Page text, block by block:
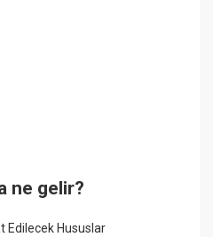
ne gelir?
Edilecek Hususlar